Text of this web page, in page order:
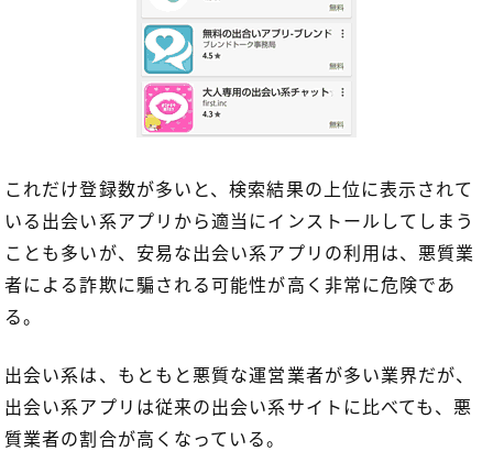
これだけ登録数が多いと、検索結果の上位に表示されて
いる出会い系アプリから適当にインストールしてしまう
ことも多いが、安易な出会い系アプリの利用は、悪質業
者による詐欺に騙される可能性が高く非常に危険であ
る。
出会い系は、もともと悪質な運営業者が多い業界だが、
出会い系アプリは従来の出会い系サイトに比べても、悪
質業者の割合が高くなっている。